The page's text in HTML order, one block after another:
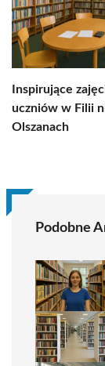
Inspirujące
uczniów w Filii
Olszanach
Podobne